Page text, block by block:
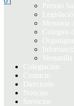
Premio
Memoria
Colegios
Colegiación
Contacto
Directorio
Noticias
Servicios